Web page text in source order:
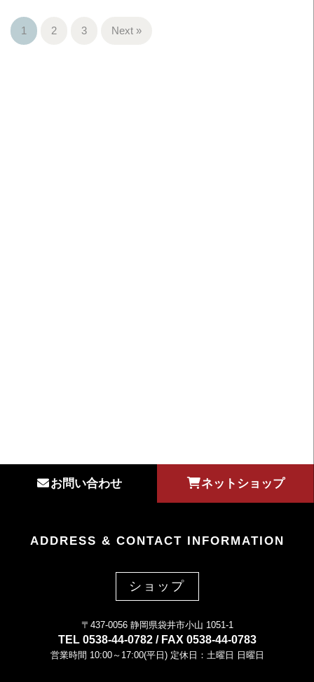
1 2 3 Next »
お問い合わせ ネットショップ
ADDRESS & CONTACT INFORMATION
ショップ
〒437-0056 静岡県袋井市小山 1051-1
TEL 0538-44-0782 / FAX 0538-44-0783
営業時間 10:00～17:00(平日) 定休日：土曜日 日曜日